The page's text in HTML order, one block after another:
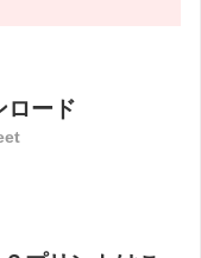
ロード